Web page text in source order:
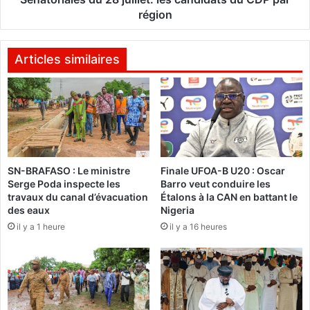
a
é
r
i
s
q
u
e
d
’
ê
t
d
i
f
s
d
2
8
j
u
i
l
l
e
t
:
l
e
a
n
d
région
Articles similaires
SN-BRAFASO : Le ministre
Serge Poda inspecte les
travaux du canal d’évacuation
des eaux
il y a 1 heure
Finale UFOA-B U20 : Oscar
Barro veut conduire les
Étalons à la CAN en battant le
Nigeria
il y a 16 heures